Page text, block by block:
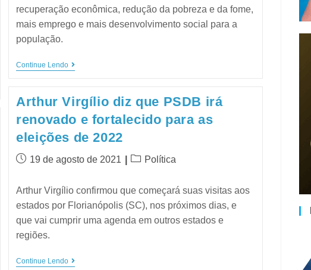
recuperação econômica, redução da pobreza e da fome,
mais emprego e mais desenvolvimento social para a
população.
Continue Lendo
Arthur Virgílio diz que PSDB irá
renovado e fortalecido para as
eleições de 2022
19 de agosto de 2021 Política
Arthur Virgílio confirmou que começará suas visitas aos
estados por Florianópolis (SC), nos próximos dias, e
que vai cumprir uma agenda em outros estados e
regiões.
Continue Lendo